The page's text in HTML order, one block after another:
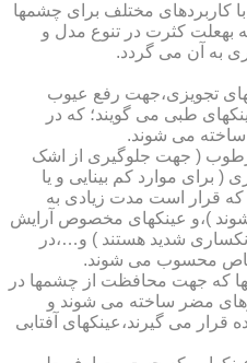
کاربردهای مختلف برای چشمها
به­علت کثرت در تنوع مدل و
به آن می گردد.
تجویزی،جهت رفع عیوب
طبی می گویند؛ که در
ساخته می شوند.
مرطوب ( جهت جلوگیری از اشک
برای موارد کم بینایی و یا
که قرار است مدت زیادی به
)،و عینکهای مخصوص آرایش
شدید هستند ) و…،در
خاص محسوب می شوند.
که جهت محافظت از چشمها در
مضر ساخته می شوند و
قرار می گیرند،عینکهای آفتابی